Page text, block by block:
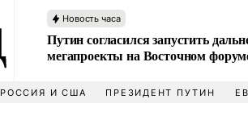
Новость часа
Путин согласился запустить
мегапроекты на Восточном
РОССИЯ И США ПРЕЗИДЕНТ ПУТИН